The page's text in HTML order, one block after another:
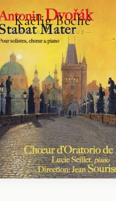
Kaëlig Boché
ARTISTE LYRIQUE